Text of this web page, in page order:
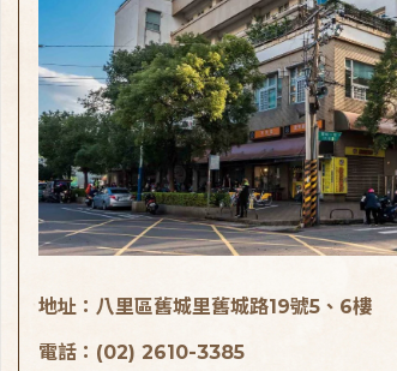
地址：八里區舊城里舊城路19號5、6樓
電話：(02) 2610-3385